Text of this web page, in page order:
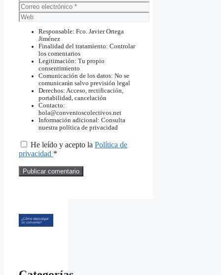
Correo
electrónico
Web
Responsable: Fco. Javier Ortega
Jiménez
Finalidad del tratamiento: Controlar
los comentarios
Legitimación: Tu propio
consentimiento
Comunicación de los datos: No se
comunicarán salvo previsión legal
Derechos: Acceso, rectificación,
portabilidad, cancelación
Contacto:
hola@convenioscolectivos.net
Información adicional: Consulta
nuestra política de privacidad
He leído y acepto la Política de
privacidad *